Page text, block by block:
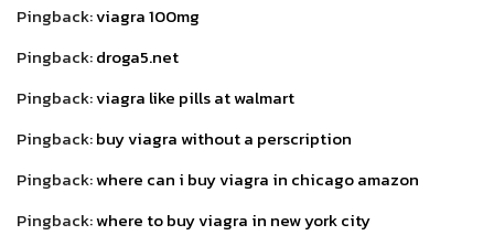
Pingback:viagra 100mg
Pingback:droga5.net
Pingback:viagra like pills at walmart
Pingback:buy viagra without a perscription
Pingback:where can i buy viagra in chicago amazon
Pingback:where to buy viagra in new york city